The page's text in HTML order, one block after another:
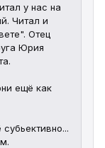
у нас на
Читал и
Отец
Юрия
ещё как